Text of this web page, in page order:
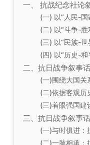
一、 抗战纪念社论
(一) 以“人民-国
(二) 以“斗争-胜
(三) 以“民族-世
(四) 以“历史-和
二、抗日战争叙事
(一)围绕大国关
(二)依据客观历
(三)着眼强国建
三、抗日战争叙事话
(一)与时俱进：
(二)一脉相承：